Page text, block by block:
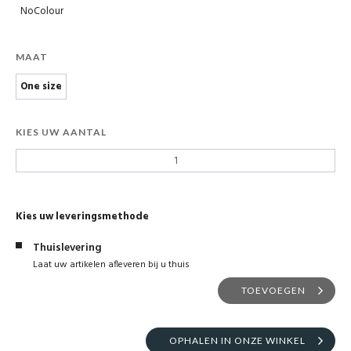
NoColour
MAAT
One size
KIES UW AANTAL
Kies uw leveringsmethode
Thuislevering
Laat uw artikelen afleveren bij u thuis
TOEVOEGEN
OPHALEN IN ONZE WINKEL